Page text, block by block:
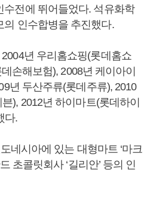
수전에 뛰어들었다. 석유화학
의 인수합병을 추진했다.
년 우리홈쇼핑(롯데홈쇼
손해보험), 2008년 케이아이
년 두산주류(롯데주류), 2010
), 2012년 하이마트(롯데하이
다.
네시아에 있는 대형마트 ‘마크
초콜릿회사 ‘길리안’ 등의 인